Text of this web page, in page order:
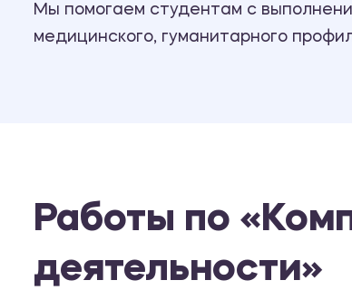
Мы помогаем студентам с
медицинского, гуманитарного
Работы по
деятельности»